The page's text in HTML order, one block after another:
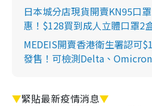
日本城分店現貨開賣KN95口
惠！$128買到成人立體口罩2
MEDEIS開賣香港衛生署認可
發售！可檢測Delta、
▼緊貼最新疫情消息▼